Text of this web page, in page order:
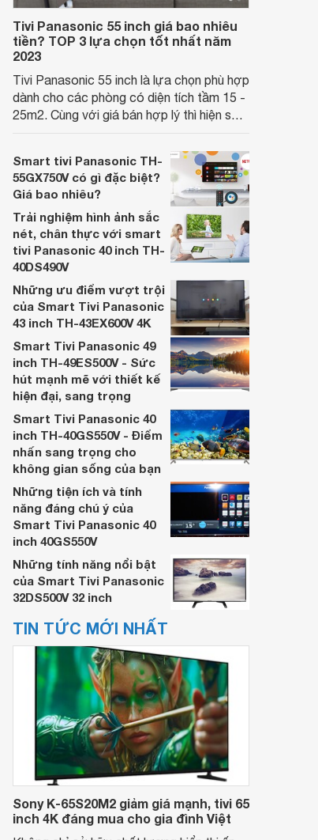
65 inch 4K
đ
Tivi Smart Panasonic 49 inch
TH49LS1V (TH-49LS1V)
Giá từ 12.100.000 đ
Có 2 nơi bán
Tivi Panasonic 55 inch giá bao nhiêu
tiền? TOP 3 lựa chọn tốt nhất năm
2023
Tivi Panasonic 55 inch là lựa chọn phù hợp
dành cho các phòng có diện tích tầm 15 -
25m2. Cùng với giá bán hợp lý thì hiện sản
Smart tivi Panasonic TH-
55GX750V có gì đặc biệt?
Giá bao nhiêu?
Trải nghiệm hình ảnh sắc
nét, chân thực với smart
tivi Panasonic 40 inch TH-
40DS490V
Những ưu điểm vượt trội
của Smart Tivi Panasonic
43 inch TH-43EX600V 4K
Smart Tivi Panasonic 49
inch TH-49ES500V - Sức
hút mạnh mẽ với thiết kế
hiện đại, sang trọng
Smart Tivi Panasonic 40
inch TH-40GS550V - Điểm
nhấn sang trọng cho
không gian sống của bạn
Những tiện ích và tính
năng đáng chú ý của
Smart Tivi Panasonic 40
inch 40GS550V
Những tính năng nổi bật
của Smart Tivi Panasonic
32DS500V 32 inch
TIN TỨC MỚI NHẤT
Sony K-65S20M2 giảm giá mạnh, tivi 65
inch 4K đáng mua cho gia đình Việt